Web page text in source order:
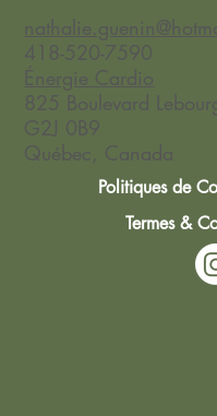
418-520-7590
Énergie Cardio
825 Boulevard
G2J 0B9
Québec, Canada
Politiques de
Termes &